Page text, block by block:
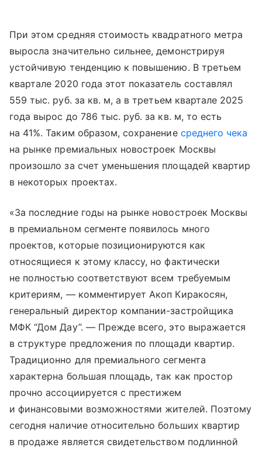
При этом средняя стоимость квадратного метра
выросла значительно сильнее, демонстрируя
устойчивую тенденцию к повышению. В третьем
квартале 2020 года этот показатель составлял
559 тыс. руб. за кв. м, а в третьем квартале 2025
года вырос до 786 тыс. руб. за кв. м, то есть
на 41%. Таким образом, сохранение среднего чека
на рынке премиальных новостроек Москвы
произошло за счет уменьшения площадей квартир
в некоторых проектах.
«За последние годы на рынке новостроек Москвы
в премиальном сегменте появилось много
проектов, которые позиционируются как
относящиеся к этому классу, но фактически
не полностью соответствуют всем требуемым
критериям, — комментирует Акоп Киракосян,
генеральный директор компании-застройщика
МФК “Дом Дау”. — Прежде всего, это выражается
в структуре предложения по площади квартир.
Традиционно для премиального сегмента
характерна большая площадь, так как простор
прочно ассоциируется с престижем
и финансовыми возможностями жителей. Поэтому
сегодня наличие относительно больших квартир
в продаже является свидетельством подлинной